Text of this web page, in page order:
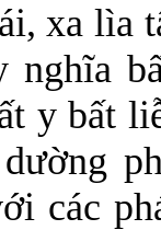
xa lìa
nghĩa
y bất
các